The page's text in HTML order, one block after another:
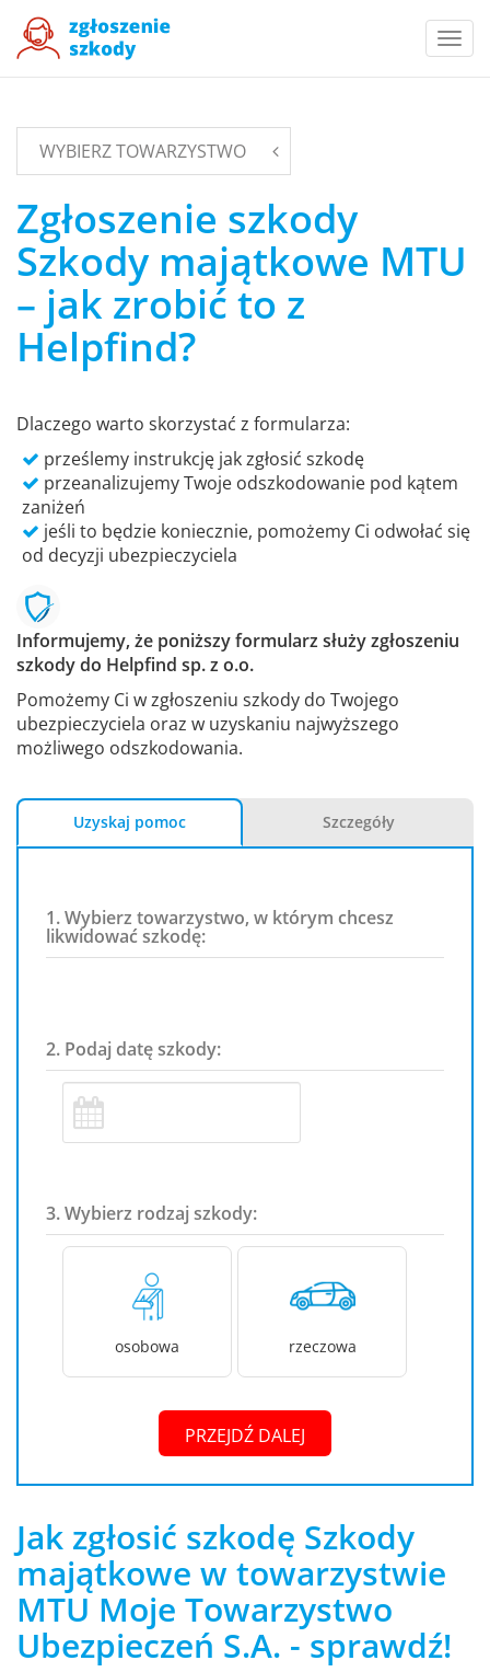
WYBIERZ TOWARZYSTWO
Zgłoszenie szkody
Szkody majątkowe MTU
– jak zrobić to z
Helpfind?
Dlaczego warto skorzystać z formularza:
prześlemy instrukcję jak zgłosić szkodę
przeanalizujemy Twoje odszkodowanie pod kątem
zaniżeń
jeśli to będzie koniecznie, pomożemy Ci odwołać się
od decyzji ubezpieczyciela
Informujemy, że poniższy formularz służy zgłoszeniu
szkody do Helpfind sp. z o.o.
Pomożemy Ci w zgłoszeniu szkody do Twojego
ubezpieczyciela oraz w uzyskaniu najwyższego
możliwego odszkodowania.
Uzyskaj pomoc Szczegóły
1. Wybierz towarzystwo, w którym chcesz
likwidować szkodę:
2. Podaj datę szkody:
3. Wybierz rodzaj szkody:
osobowa rzeczowa
PRZEJDŹ DALEJ
Jak zgłosić szkodę Szkody
majątkowe w towarzystwie
MTU Moje Towarzystwo
Ubezpieczeń S.A. - sprawdź!